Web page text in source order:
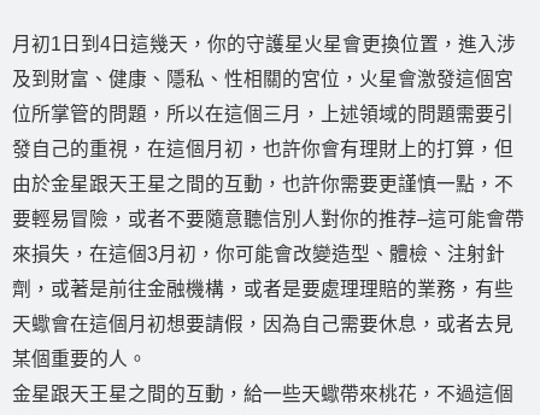
月初1日到4日這幾天，你的守護星火星會更換位置，進入涉
及到財富、健康、隱私、性相關的宮位，火星會激發這個宮
位所掌管的問題，所以在這個三月，上述領域的問題需要引
發自己的重視，在這個月初，也許你會有理財上的打算，但
由於金星跟天王星之間的互動，也許你需要更謹慎一點，不
要輕易冒險，或者不要隨意聽信別人對你的推荐–這可能會帶
來損失，在這個3月初，你可能會改變造型、體檢、注射針
劑，或著是前往金融機構，或者是要處理理賠的業務，有些
天蠍會在這個月初想要請假，因為自己需要休息，或者去見
某個重要的人。
金星跟天王星之間的互動，給一些天蠍帶來桃花，不過這個